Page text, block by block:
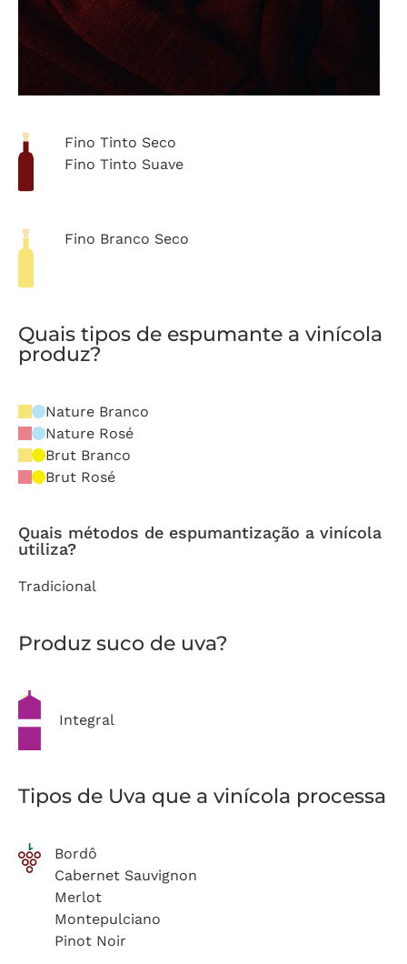
Fino Tinto Seco
Fino Tinto Suave
Fino Branco Seco
Quais tipos de espumante a vinícola
produz?
Nature Branco
Nature Rosé
Brut Branco
Brut Rosé
Quais métodos de espumantização a vinícola
utiliza?
Tradicional
Produz suco de uva?
Integral
Tipos de Uva que a vinícola processa
Bordô
Cabernet Sauvignon
Merlot
Montepulciano
Pinot Noir